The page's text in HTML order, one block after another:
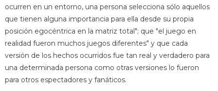
ocurren en un entorno, una persona selecciona sólo aquellos
que tienen alguna importancia para ella desde su propia
posición egocéntrica en la matriz total"; que "el juego en
realidad fueron muchos juegos diferentes" y que cada
versión de los hechos ocurridos fue tan real y verdadero para
una determinada persona como otras versiones lo fueron
para otros espectadores y fanáticos.